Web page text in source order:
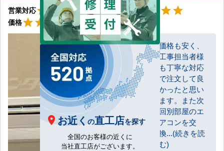
営業対応 星5
starstar starstar star 工事対応 星5
starstarstar starstar
価格 星5
starstar starstarstar
お客様
価格も安く、
工事担当者様
も丁寧な対応
で注文して良
かったと思い
ます。また次
回別部屋のエ
アコンを交
換...(続きを読
む)
お近く の直工店を探す
全国のお客様の近くに
当社直工店がございます。